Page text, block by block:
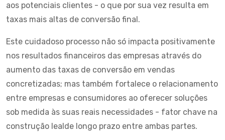
aos potenciais clientes - o que por sua vez resulta em
taxas mais altas de conversão final.
Este cuidadoso processo não só impacta positivamente
nos resultados financeiros das empresas através do
aumento das taxas de conversão em vendas
concretizadas; mas também fortalece o relacionamento
entre empresas e consumidores ao oferecer soluções
sob medida às suas reais necessidades - fator chave na
construção lealde longo prazo entre ambas partes.